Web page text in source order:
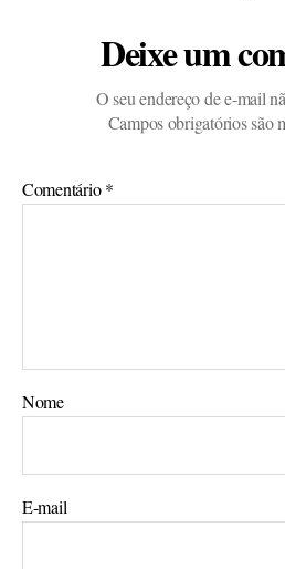
Deixe um
O seu endereço de e-mail
Campos obrigatórios são
Comentário*
Nome
E-mail